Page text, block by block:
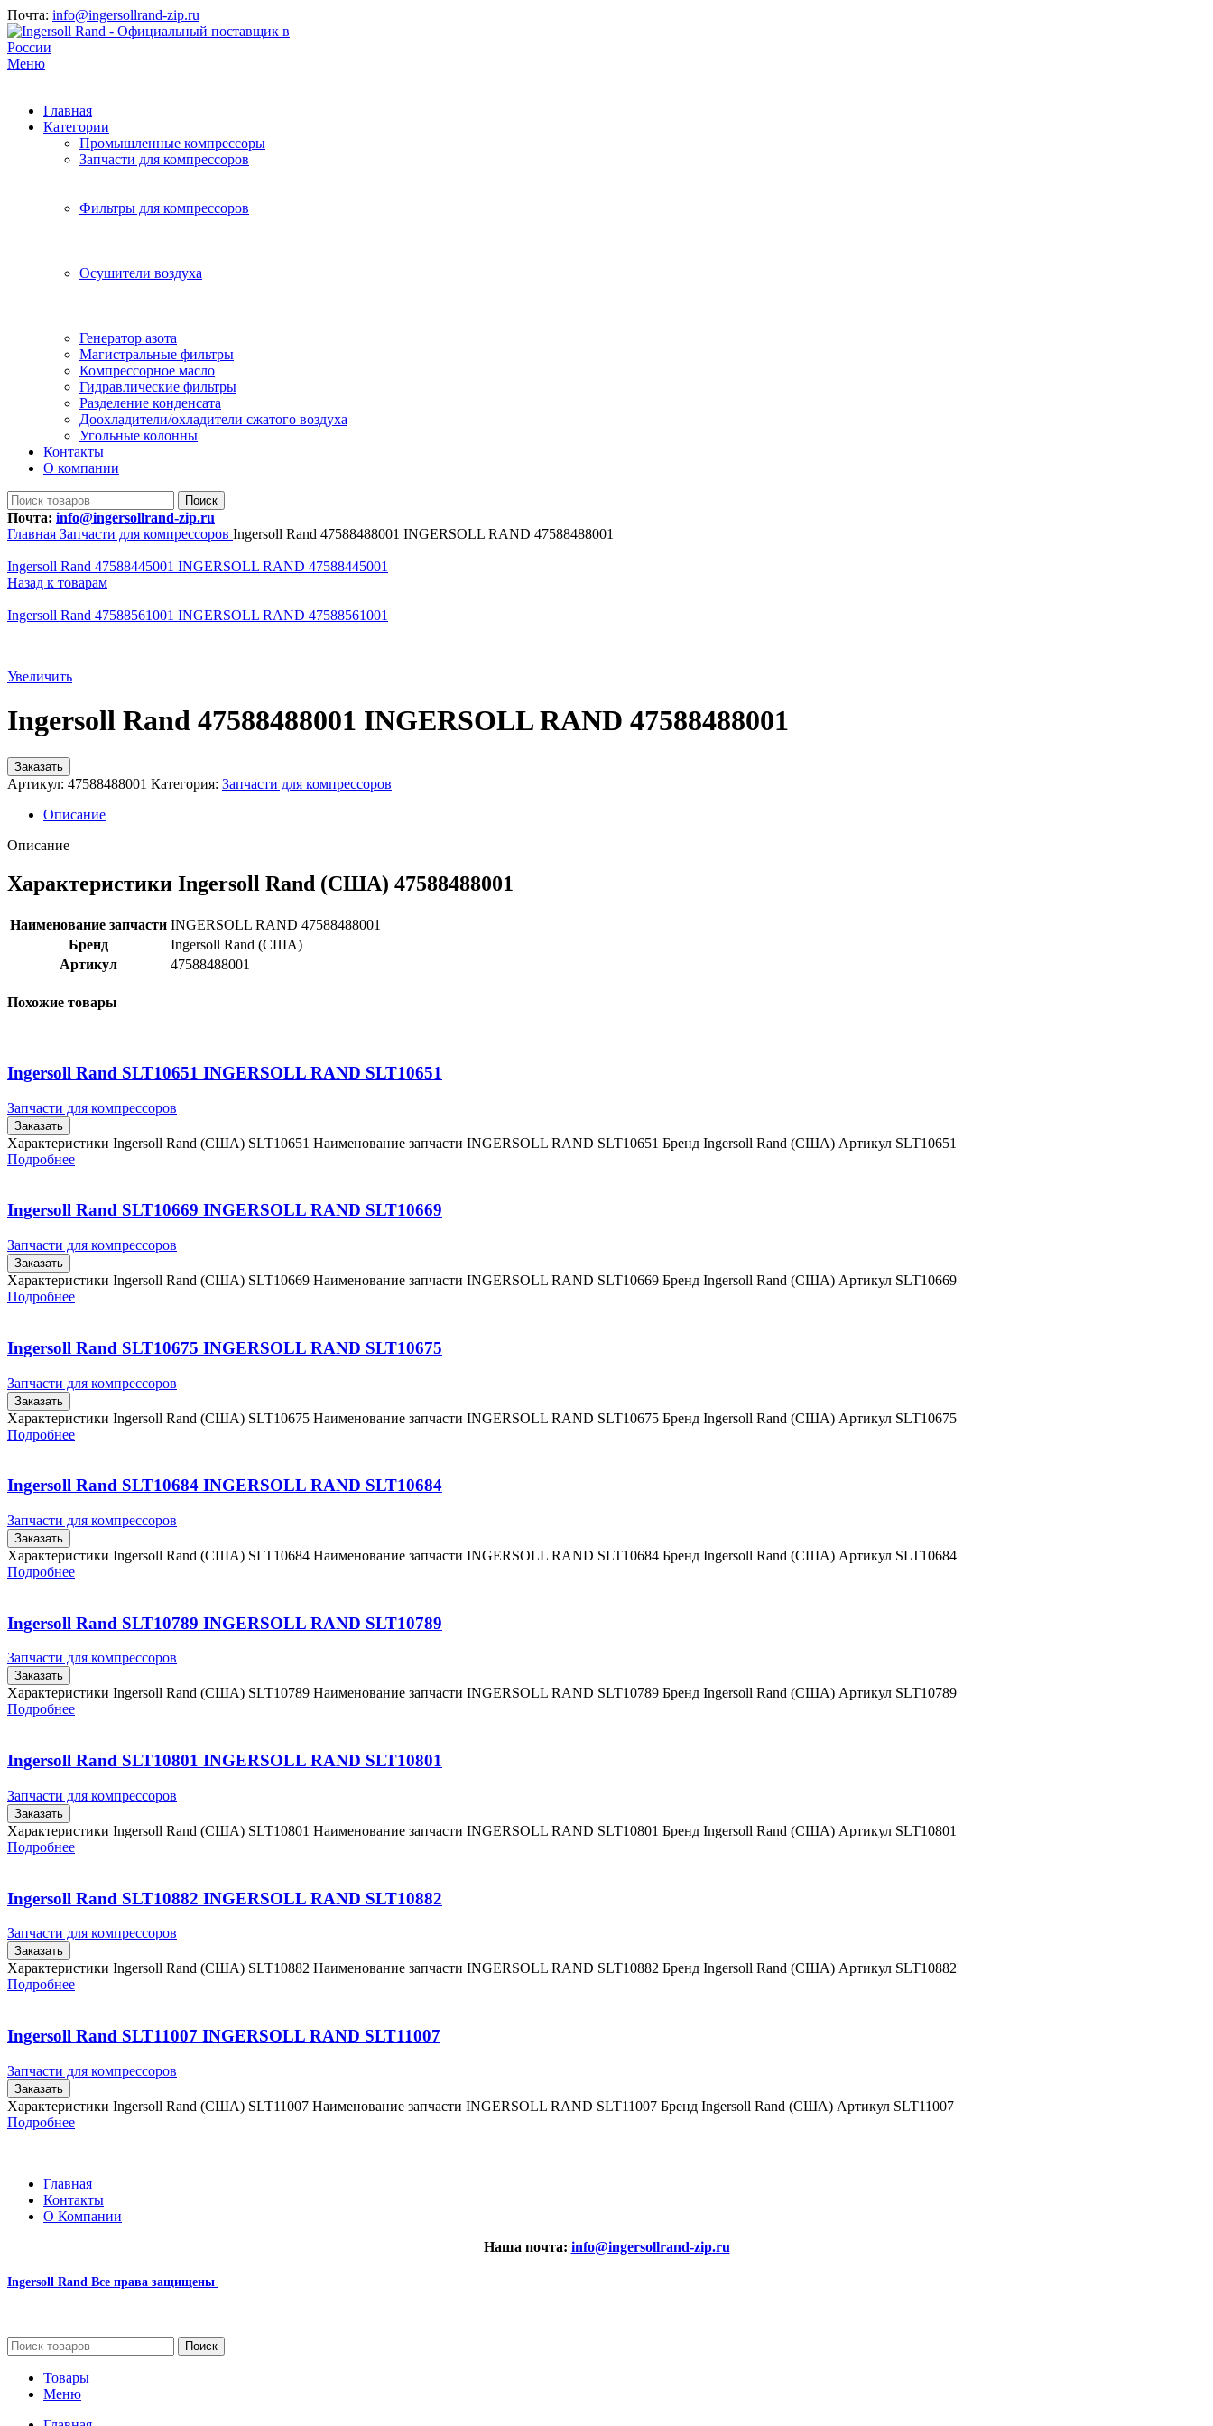
Почта: info@ingersollrand-zip.ru
Меню
Главная
Категории
Промышленные компрессоры
Запчасти для компрессоров
Фильтры для компрессоров
Осушители воздуха
Генератор азота
Магистральные фильтры
Компрессорное масло
Гидравлические фильтры
Разделение конденсата
Доохладители/охладители сжатого воздуха
Угольные колонны
Контакты
О компании
Поиск
Почта: info@ingersollrand-zip.ru
Главная Запчасти для компрессоров Ingersoll Rand 47588488001 INGERSOLL RAND 47588488001
Ingersoll Rand 47588445001 INGERSOLL RAND 47588445001
Назад к товарам
Ingersoll Rand 47588561001 INGERSOLL RAND 47588561001
Увеличить
Ingersoll Rand 47588488001 INGERSOLL RAND 47588488001
Заказать
Артикул: 47588488001 Категория: Запчасти для компрессоров
Описание
Описание
Характеристики Ingersoll Rand (США) 47588488001
Наименование запчасти INGERSOLL RAND 47588488001
Бренд
Ingersoll Rand (США)
Артикул
47588488001
Похожие товары
Ingersoll Rand SLT10651 INGERSOLL RAND SLT10651
Запчасти для компрессоров
Заказать
Характеристики Ingersoll Rand (США) SLT10651 Наименование запчасти INGERSOLL RAND SLT10651 Бренд Ingersoll Rand (США) Артикул SLT10651
Подробнее
Ingersoll Rand SLT10669 INGERSOLL RAND SLT10669
Запчасти для компрессоров
Заказать
Характеристики Ingersoll Rand (США) SLT10669 Наименование запчасти INGERSOLL RAND SLT10669 Бренд Ingersoll Rand (США) Артикул SLT10669
Подробнее
Ingersoll Rand SLT10675 INGERSOLL RAND SLT10675
Запчасти для компрессоров
Заказать
Характеристики Ingersoll Rand (США) SLT10675 Наименование запчасти INGERSOLL RAND SLT10675 Бренд Ingersoll Rand (США) Артикул SLT10675
Подробнее
Ingersoll Rand SLT10684 INGERSOLL RAND SLT10684
Запчасти для компрессоров
Заказать
Характеристики Ingersoll Rand (США) SLT10684 Наименование запчасти INGERSOLL RAND SLT10684 Бренд Ingersoll Rand (США) Артикул SLT10684
Подробнее
Ingersoll Rand SLT10789 INGERSOLL RAND SLT10789
Запчасти для компрессоров
Заказать
Характеристики Ingersoll Rand (США) SLT10789 Наименование запчасти INGERSOLL RAND SLT10789 Бренд Ingersoll Rand (США) Артикул SLT10789
Подробнее
Ingersoll Rand SLT10801 INGERSOLL RAND SLT10801
Запчасти для компрессоров
Заказать
Характеристики Ingersoll Rand (США) SLT10801 Наименование запчасти INGERSOLL RAND SLT10801 Бренд Ingersoll Rand (США) Артикул SLT10801
Подробнее
Ingersoll Rand SLT10882 INGERSOLL RAND SLT10882
Запчасти для компрессоров
Заказать
Характеристики Ingersoll Rand (США) SLT10882 Наименование запчасти INGERSOLL RAND SLT10882 Бренд Ingersoll Rand (США) Артикул SLT10882
Подробнее
Ingersoll Rand SLT11007 INGERSOLL RAND SLT11007
Запчасти для компрессоров
Заказать
Характеристики Ingersoll Rand (США) SLT11007 Наименование запчасти INGERSOLL RAND SLT11007 Бренд Ingersoll Rand (США) Артикул SLT11007
Подробнее
Главная
Контакты
О Компании
Наша почта: info@ingersollrand-zip.ru
Ingersoll Rand Все права защищены
Поиск
Товары
Меню